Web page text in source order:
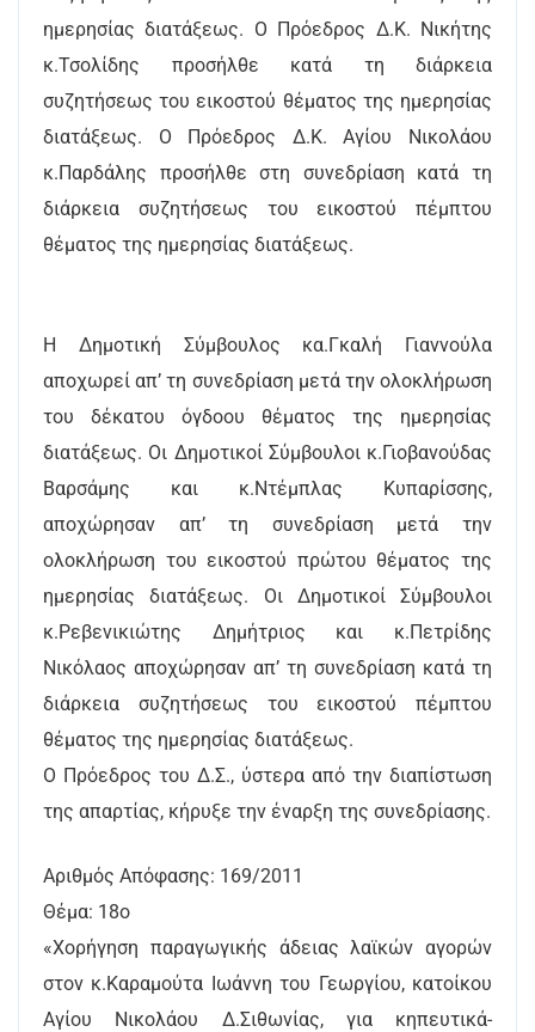
ημερησίας διατάξεως. Ο Πρόεδρος Δ.Κ. Νικήτης
κ.Τσολίδης προσήλθε κατά τη διάρκεια
συζητήσεως του εικοστού θέματος της ημερησίας
διατάξεως. Ο Πρόεδρος Δ.Κ. Αγίου Νικολάου
κ.Παρδάλης προσήλθε στη συνεδρίαση κατά τη
διάρκεια συζητήσεως του εικοστού πέμπτου
θέματος της ημερησίας διατάξεως.
Η Δημοτική Σύμβουλος κα.Γκαλή Γιαννούλα
αποχωρεί απ’ τη συνεδρίαση μετά την ολοκλήρωση
του δέκατου όγδοου θέματος της ημερησίας
διατάξεως. Οι Δημοτικοί Σύμβουλοι κ.Γιοβανούδας
Βαρσάμης και κ.Ντέμπλας Κυπαρίσσης,
αποχώρησαν απ’ τη συνεδρίαση μετά την
ολοκλήρωση του εικοστού πρώτου θέματος της
ημερησίας διατάξεως. Οι Δημοτικοί Σύμβουλοι
κ.Ρεβενικιώτης Δημήτριος και κ.Πετρίδης
Νικόλαος αποχώρησαν απ’ τη συνεδρίαση κατά τη
διάρκεια συζητήσεως του εικοστού πέμπτου
θέματος της ημερησίας διατάξεως.
Ο Πρόεδρος του Δ.Σ., ύστερα από την διαπίστωση
της απαρτίας, κήρυξε την έναρξη της συνεδρίασης.
Αριθμός Απόφασης: 169/2011
Θέμα: 18ο
«Χορήγηση παραγωγικής άδειας λαϊκών αγορών
στον κ.Καραμούτα Ιωάννη του Γεωργίου, κατοίκου
Αγίου Νικολάου Δ.Σιθωνίας, για κηπευτικά-